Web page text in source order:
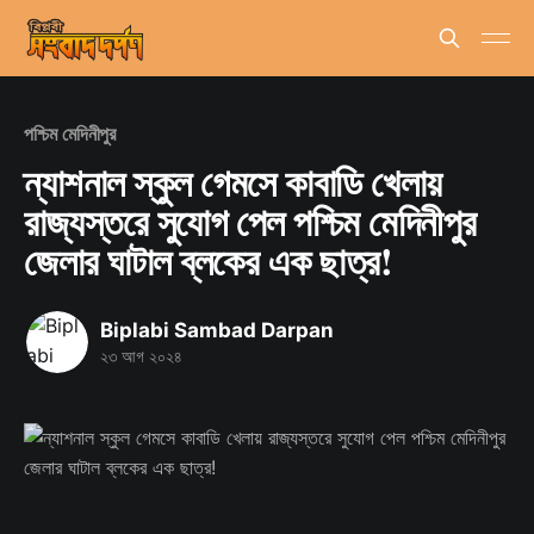
পশ্চিম মেদিনীপুর
ন্যাশনাল স্কুল গেমসে কাবাডি খেলায়
রাজ্যস্তরে সুযোগ পেল পশ্চিম মেদিনীপুর
জেলার ঘাটাল ব্লকের এক ছাত্র!
Biplabi Sambad Darpan
২৩ আগ ২০২৪